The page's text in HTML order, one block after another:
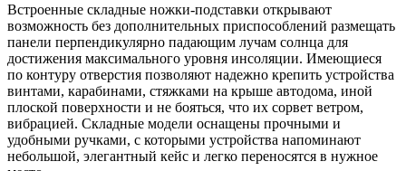
Встроенные складные ножки-подставки открывают
возможность без дополнительных приспособлений размещать
панели перпендикулярно падающим лучам солнца для
достижения максимального уровня инсоляции. Имеющиеся
по контуру отверстия позволяют надежно крепить устройства
винтами, карабинами, стяжками на крыше автодома, иной
плоской поверхности и не бояться, что их сорвет ветром,
вибрацией. Складные модели оснащены прочными и
удобными ручками, с которыми устройства напоминают
небольшой, элегантный кейс и легко переносятся в нужное